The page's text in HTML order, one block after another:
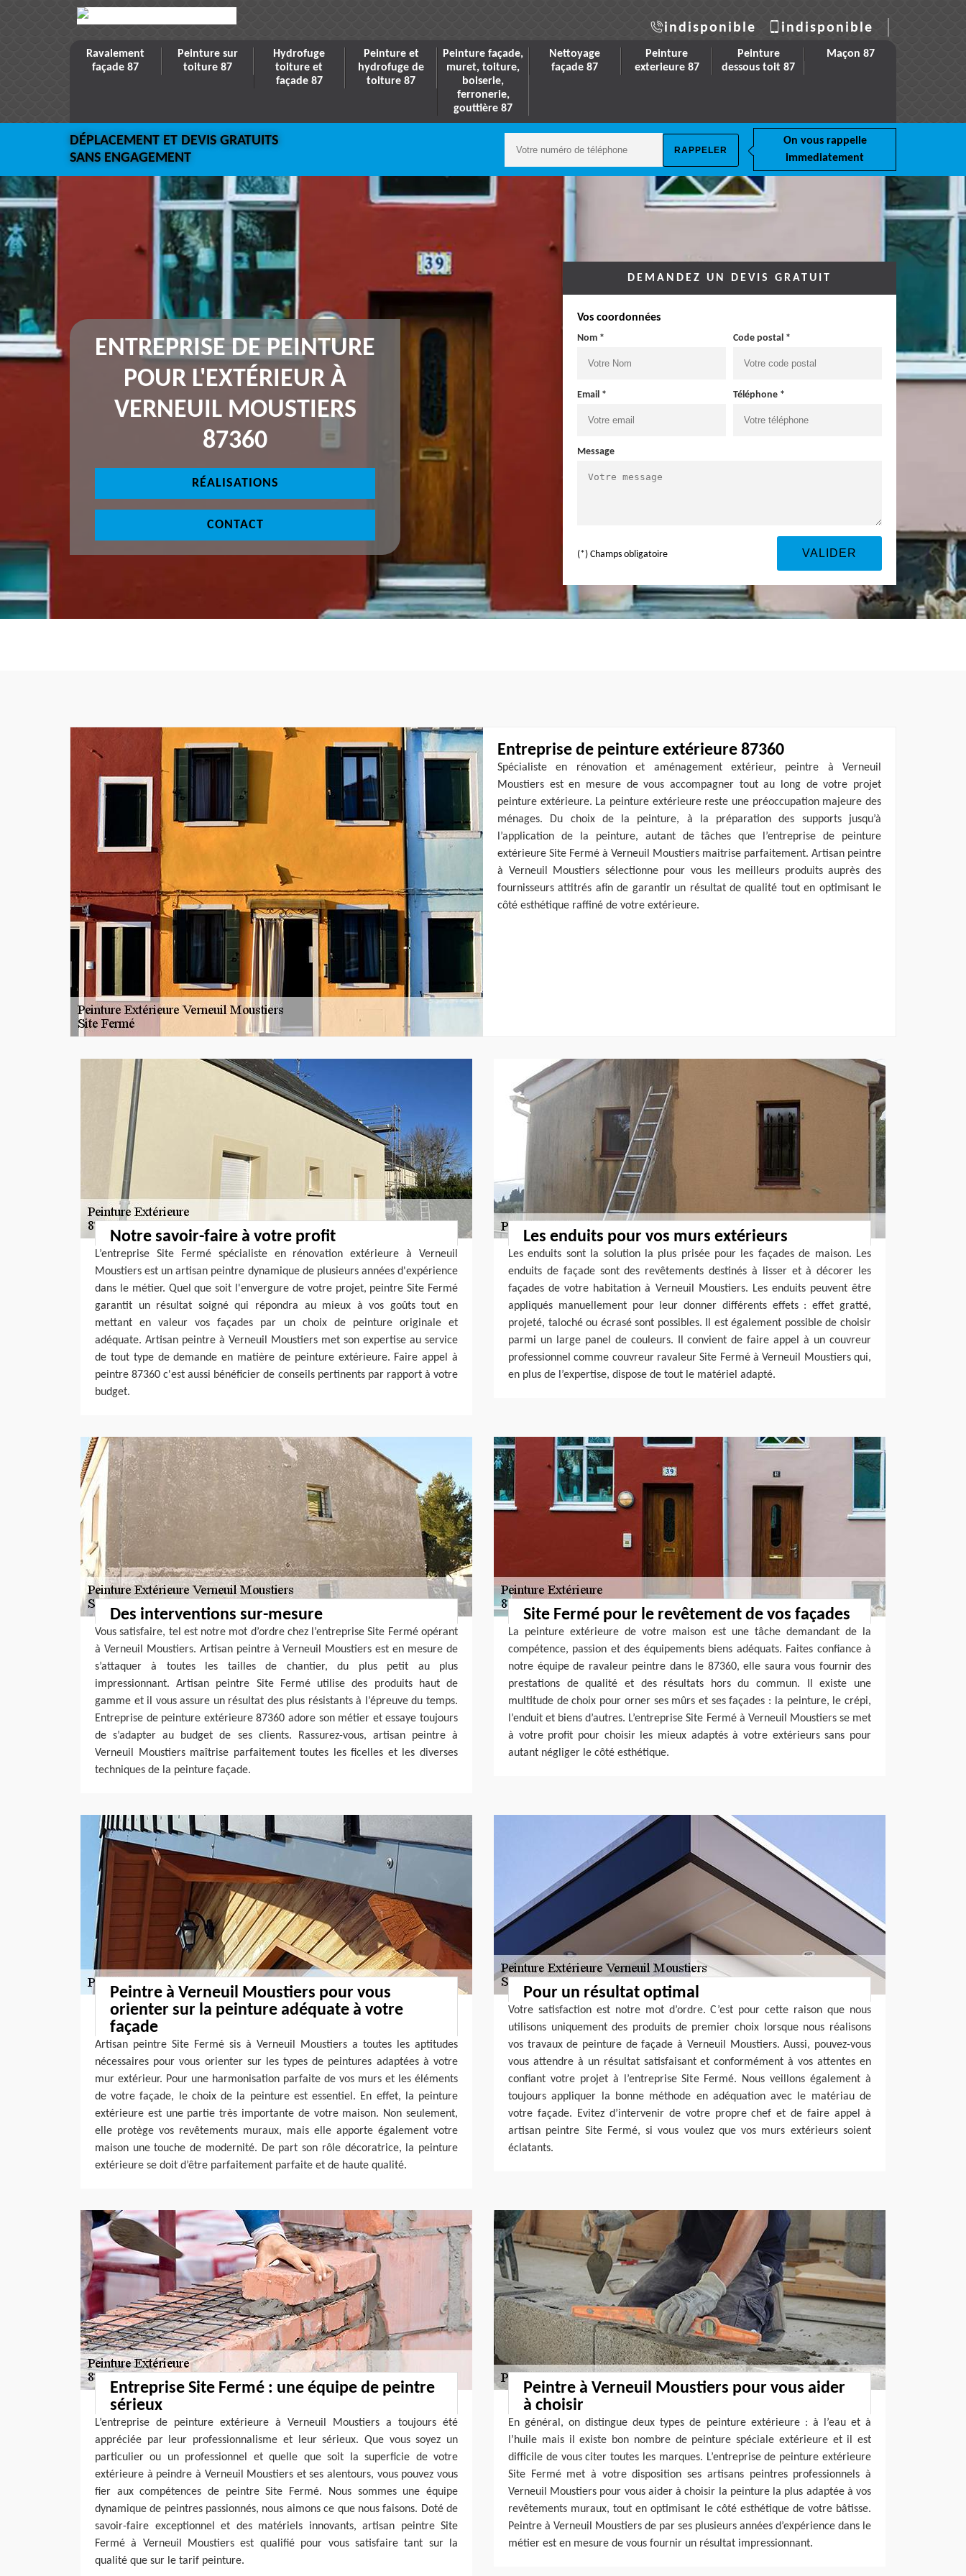
indisponible indisponible
Ravalement
façade 87
Peinture sur
toiture 87
Hydrofuge
toiture et
façade 87
Peinture et
hydrofuge de
toiture 87
Peinture façade,
muret, toiture,
boiserie,
ferronerie,
gouttière 87
Nettoyage
façade 87
Peinture
exterieure 87
Peinture
dessous toit 87
Maçon 87
DÉPLACEMENT ET DEVIS GRATUITS
SANS ENGAGEMENT
On vous rappelle
immediatement
ENTREPRISE DE PEINTURE
POUR L'EXTÉRIEUR À
VERNEUIL MOUSTIERS
87360
RÉALISATIONS
CONTACT
DEMANDEZ UN DEVIS GRATUIT
Vos coordonnées
Nom * Code postal *
Email * Téléphone *
Message
(*) Champs obligatoire
Entreprise de peinture extérieure 87360
Spécialiste en rénovation et aménagement extérieur, peintre à Verneuil
Moustiers est en mesure de vous accompagner tout au long de votre projet
peinture extérieure. La peinture extérieure reste une préoccupation majeure des
ménages. Du choix de la peinture, à la préparation des supports jusqu’à
l’application de la peinture, autant de tâches que l’entreprise de peinture
extérieure Site Fermé à Verneuil Moustiers maitrise parfaitement. Artisan peintre
à Verneuil Moustiers sélectionne pour vous les meilleurs produits auprès des
fournisseurs attitrés afin de garantir un résultat de qualité tout en optimisant le
côté esthétique raffiné de votre extérieure.
Notre savoir-faire à votre profit
L’entreprise Site Fermé spécialiste en rénovation extérieure à Verneuil
Moustiers est un artisan peintre dynamique de plusieurs années d'expérience
dans le métier. Quel que soit l'envergure de votre projet, peintre Site Fermé
garantit un résultat soigné qui répondra au mieux à vos goûts tout en
mettant en valeur vos façades par un choix de peinture originale et
adéquate. Artisan peintre à Verneuil Moustiers met son expertise au service
de tout type de demande en matière de peinture extérieure. Faire appel à
peintre 87360 c'est aussi bénéficier de conseils pertinents par rapport à votre
budget.
Les enduits pour vos murs extérieurs
Les enduits sont la solution la plus prisée pour les façades de maison. Les
enduits de façade sont des revêtements destinés à lisser et à décorer les
façades de votre habitation à Verneuil Moustiers. Les enduits peuvent être
appliqués manuellement pour leur donner différents effets : effet gratté,
projeté, taloché ou écrasé sont possibles. Il est également possible de choisir
parmi un large panel de couleurs. Il convient de faire appel à un couvreur
professionnel comme couvreur ravaleur Site Fermé à Verneuil Moustiers qui,
en plus de l’expertise, dispose de tout le matériel adapté.
Des interventions sur-mesure
Vous satisfaire, tel est notre mot d’ordre chez l’entreprise Site Fermé opérant
à Verneuil Moustiers. Artisan peintre à Verneuil Moustiers est en mesure de
s’attaquer à toutes les tailles de chantier, du plus petit au plus
impressionnant. Artisan peintre Site Fermé utilise des produits haut de
gamme et il vous assure un résultat des plus résistants à l’épreuve du temps.
Entreprise de peinture extérieure 87360 adore son métier et essaye toujours
de s’adapter au budget de ses clients. Rassurez-vous, artisan peintre à
Verneuil Moustiers maîtrise parfaitement toutes les ficelles et les diverses
techniques de la peinture façade.
Site Fermé pour le revêtement de vos façades
La peinture extérieure de votre maison est une tâche demandant de la
compétence, passion et des équipements biens adéquats. Faites confiance à
notre équipe de ravaleur peintre dans le 87360, elle saura vous fournir des
prestations de qualité et des résultats hors du commun. Il existe une
multitude de choix pour orner ses mûrs et ses façades : la peinture, le crépi,
l’enduit et biens d’autres. L’entreprise Site Fermé à Verneuil Moustiers se met
à votre profit pour choisir les mieux adaptés à votre extérieurs sans pour
autant négliger le côté esthétique.
Peintre à Verneuil Moustiers pour vous
orienter sur la peinture adéquate à votre
façade
Artisan peintre Site Fermé sis à Verneuil Moustiers a toutes les aptitudes
nécessaires pour vous orienter sur les types de peintures adaptées à votre
mur extérieur. Pour une harmonisation parfaite de vos murs et les éléments
de votre façade, le choix de la peinture est essentiel. En effet, la peinture
extérieure est une partie très importante de votre maison. Non seulement,
elle protège vos revêtements muraux, mais elle apporte également votre
maison une touche de modernité. De part son rôle décoratrice, la peinture
extérieure se doit d’être parfaitement parfaite et de haute qualité.
Pour un résultat optimal
Votre satisfaction est notre mot d’ordre. C’est pour cette raison que nous
utilisons uniquement des produits de premier choix lorsque nous réalisons
vos travaux de peinture de façade à Verneuil Moustiers. Aussi, pouvez-vous
vous attendre à un résultat satisfaisant et conformément à vos attentes en
confiant votre projet à l’entreprise Site Fermé. Nous veillons également à
toujours appliquer la bonne méthode en adéquation avec le matériau de
votre façade. Evitez d’intervenir de votre propre chef et de faire appel à
artisan peintre Site Fermé, si vous voulez que vos murs extérieurs soient
éclatants.
Entreprise Site Fermé : une équipe de peintre
sérieux
L’entreprise de peinture extérieure à Verneuil Moustiers a toujours été
appréciée par leur professionnalisme et leur sérieux. Que vous soyez un
particulier ou un professionnel et quelle que soit la superficie de votre
extérieure à peindre à Verneuil Moustiers et ses alentours, vous pouvez vous
fier aux compétences de peintre Site Fermé. Nous sommes une équipe
dynamique de peintres passionnés, nous aimons ce que nous faisons. Doté de
savoir-faire exceptionnel et des matériels innovants, artisan peintre Site
Fermé à Verneuil Moustiers est qualifié pour vous satisfaire tant sur la
qualité que sur le tarif peinture.
Peintre à Verneuil Moustiers pour vous aider
à choisir
En général, on distingue deux types de peinture extérieure : à l’eau et à
l’huile mais il existe bon nombre de peinture spéciale extérieure et il est
difficile de vous citer toutes les marques. L’entreprise de peinture extérieure
Site Fermé met à votre disposition ses artisans peintres professionnels à
Verneuil Moustiers pour vous aider à choisir la peinture la plus adaptée à vos
revêtements muraux, tout en optimisant le côté esthétique de votre bâtisse.
Peintre à Verneuil Moustiers de par ses plusieurs années d’expérience dans le
métier est en mesure de vous fournir un résultat impressionnant.